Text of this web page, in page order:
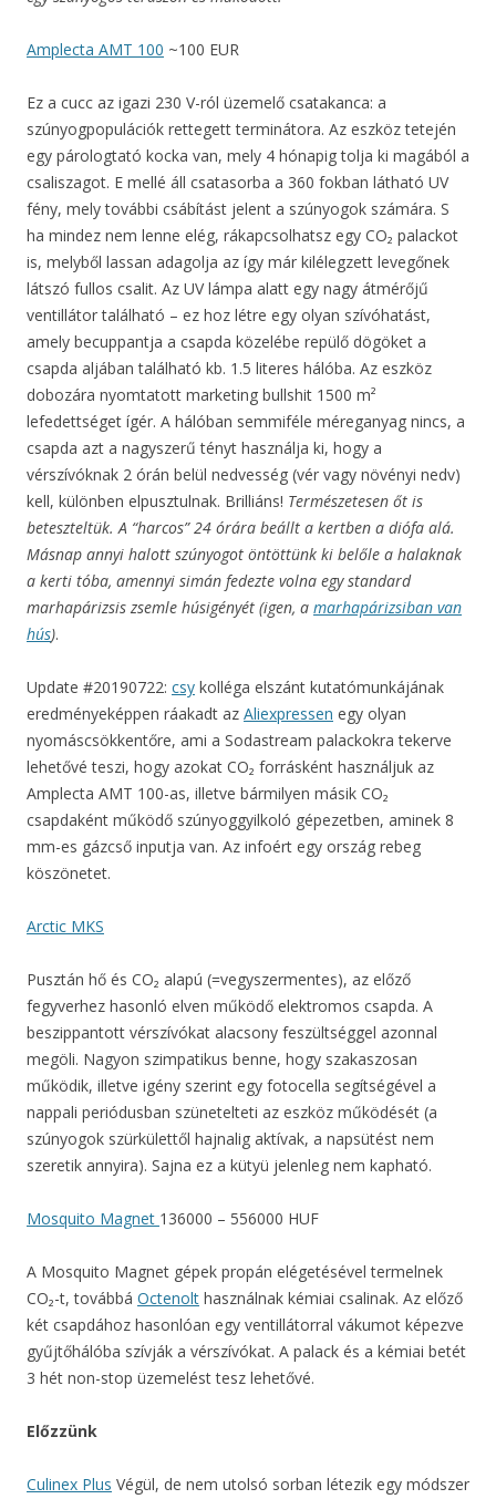
Amplecta AMT 100 ~100 EUR
Ez a cucc az igazi 230 V-ról üzemelő csatakanca: a
szúnyogpopulációk rettegett terminátora. Az eszköz tetején
egy párologtató kocka van, mely 4 hónapig tolja ki magából a
csaliszagot. E mellé áll csatasorba a 360 fokban látható UV
fény, mely további csábítást jelent a szúnyogok számára. S
ha mindez nem lenne elég, rákapcsolhatsz egy CO₂ palackot
is, melyből lassan adagolja az így már kilélegzett levegőnek
látszó fullos csalit. Az UV lámpa alatt egy nagy átmérőjű
ventillátor található – ez hoz létre egy olyan szívóhatást,
amely becuppantja a csapda közelébe repülő dögöket a
csapda aljában található kb. 1.5 literes hálóba. Az eszköz
dobozára nyomtatott marketing bullshit 1500 m²
lefedettséget ígér. A hálóban semmiféle méreganyag nincs, a
csapda azt a nagyszerű tényt használja ki, hogy a
vérszívóknak 2 órán belül nedvesség (vér vagy növényi nedv)
kell, különben elpusztulnak. Brilliáns! Természetesen őt is
beteszteltük. A “harcos” 24 órára beállt a kertben a diófa alá.
Másnap annyi halott szúnyogot öntöttünk ki belőle a halaknak
a kerti tóba, amennyi simán fedezte volna egy standard
marhapárizsis zsemle húsigényét (igen, a marhapárizsiban van
hús).
Update #20190722: csy kolléga elszánt kutatómunkájának
eredményeképpen ráakadt az Aliexpressen egy olyan
nyomáscsökkentőre, ami a Sodastream palackokra tekerve
lehetővé teszi, hogy azokat CO₂ forrásként használjuk az
Amplecta AMT 100-as, illetve bármilyen másik CO₂
csapdaként működő szúnyoggyilkoló gépezetben, aminek 8
mm-es gázcső inputja van. Az infoért egy ország rebeg
köszönetet.
Arctic MKS
Pusztán hő és CO₂ alapú (=vegyszermentes), az előző
fegyverhez hasonló elven működő elektromos csapda. A
beszippantott vérszívókat alacsony feszültséggel azonnal
megöli. Nagyon szimpatikus benne, hogy szakaszosan
működik, illetve igény szerint egy fotocella segítségével a
nappali periódusban szünetelteti az eszköz működését (a
szúnyogok szürkülettől hajnalig aktívak, a napsütést nem
szeretik annyira). Sajna ez a kütyü jelenleg nem kapható.
Mosquito Magnet 136000 – 556000 HUF
A Mosquito Magnet gépek propán elégetésével termelnek
CO₂-t, továbbá Octenolt használnak kémiai csalinak. Az előző
két csapdához hasonlóan egy ventillátorral vákumot képezve
gyűjtőhálóba szívják a vérszívókat. A palack és a kémiai betét
3 hét non-stop üzemelést tesz lehetővé.
Előzzünk
Culinex Plus Végül, de nem utolsó sorban létezik egy módszer